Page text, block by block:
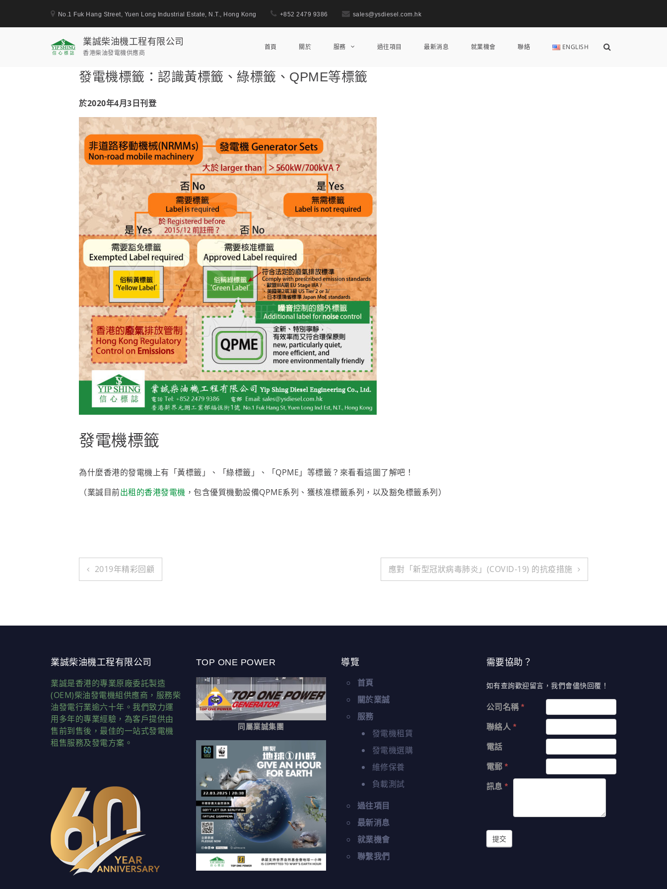
No.1 Fuk Hang Street, Yuen Long Industrial Estate, N.T., Hong Kong +852 2479 9386 sales@ysdiesel.com.hk
業誠柴油機工程有限公司
香港柴油發電機供應商
首頁 關於 服務 過往項目 最新消息 就業機會 聯絡 ENGLISH
Show
發電機標籤：認識黃標籤、綠標籤、QPME等標籤
於2020年4月3日刊登
發電機標籤
為什麼香港的發電機上有「黃標籤」、「綠標籤」、「QPME」等標籤？來看看這圖了解吧！⠀
（業誠目前出租的香港發電機 ，包含優質機動設備QPME系列、獲核准標籤系列，以及豁免標籤系列）
Post
2019年精彩回顧 應對「新型冠狀病毒肺炎」(COVID-19) 的抗疫措施
業誠柴油機工程有限公司
業誠是香港的專業原廠委託製造
(OEM)柴油發電機組供應商，服務柴
油發電行業逾六十年。我們致力運
用多年的專業經驗，為客戶提供由
售前到售後，最佳的一站式發電機
租售服務及發電方案。
TOP ONE POWER
同屬業誠集團
導覽
首頁
關於業誠
服務
發電機租賃
發電機選購
維修保養
負載測試
過往項目
最新消息
就業機會
聯繫我們
需要協助？
如有查詢歡迎留言，我們會儘快回覆！
公司名稱*
聯絡人 *
電話
電郵*
訊息*
提交